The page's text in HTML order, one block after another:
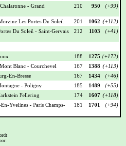
- Grand
210 950 (+99)
Les Portes Du Soleil 201 1062 (+112)
Du Soleil - Saint-Gervais
212 1103 (+41)
188 1275 (+172)
Blanc - Courchevel 167 1388 (+113)
En-Bresse 167 1434
(+46)
- Poligny 185 1489
(+55)
Fellering 174 1607 (+118)
Yvelines - Paris Champs-
181 1701 (+94)